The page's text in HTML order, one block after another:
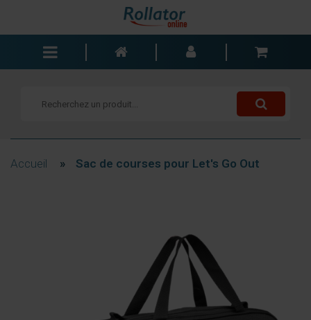
Fauteuils roulants
Accueil » Sac de courses pour Let's Go Out